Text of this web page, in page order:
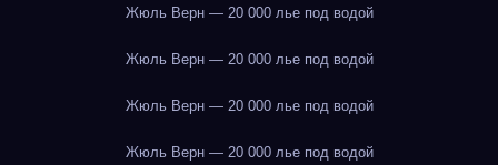
Жюль Верн — 20 000 лье под водой
Жюль Верн — 20 000 лье под водой
Жюль Верн — 20 000 лье под водой
Жюль Верн — 20 000 лье под водой